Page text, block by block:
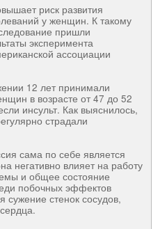
риск развития
у женщин. К такому
пришли
эксперимента
ассоциации
12 лет принимали
в возрасте от 47 до 52
инсульт. Как выяснилось,
страдали
сама по себе является
негативно влияет на работу
и общее состояние
побочных эффектов
сужение стенок сосудов,